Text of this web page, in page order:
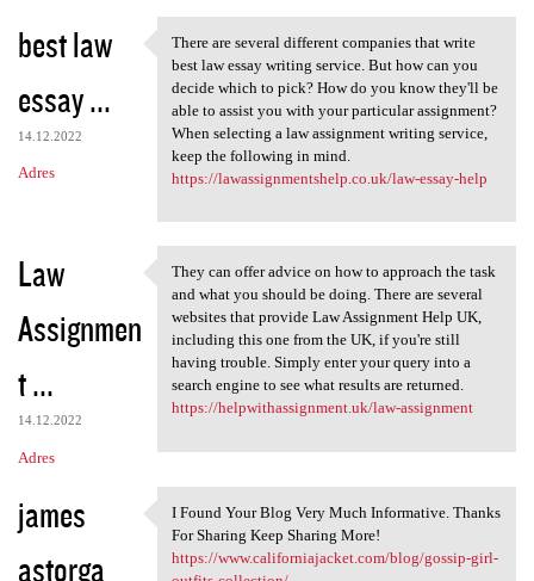
best law
essay ...
14.12.2022
Adres
There are several different
There are several different companies that write
best law essay writing service. But how can you
decide which to pick? How do you know they'll be
able to assist you with your particular assignment?
When selecting a law assignment writing service,
keep the following in mind.
https://lawassignmentshelp.co.uk/law-essay-help
Law
Assignmen
t ...
14.12.2022
Adres
They can offer advice on how
They can offer advice on how to approach the task
and what you should be doing. There are several
websites that provide Law Assignment Help UK,
including this one from the UK, if you're still
having trouble. Simply enter your query into a
search engine to see what results are returned.
https://helpwithassignment.uk/law-assignment
james
astorga
I Found Your Blog Very Much
I Found Your Blog Very Much Informative. Thanks
For Sharing Keep Sharing More!
https://www.californiajacket.com/blog/gossip-girl-